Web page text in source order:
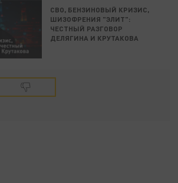
СВО, БЕНЗИНОВЫЙ КРИЗИС,
ШИЗОФРЕНИЯ "ЭЛИТ":
ЧЕСТНЫЙ РАЗГОВОР
ДЕЛЯГИНА И КРУТАКОВА